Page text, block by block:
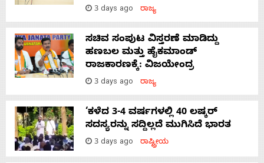
3 days ago ರಾಜ್ಯ
ಸಚಿವ ಸಂಪುಟ ವಿಸ್ತರಣೆ ಮಾಡಿದ್ದು
ಹಣಬಲ ಮತ್ತು ಹೈಕಮಾಂಡ್
ರಾಜಕಾರಣಕ್ಕೆ: ವಿಜಯೇಂದ್ರ
3 days ago ರಾಜ್ಯ
‘ಕಳೆದ 3-4 ವರ್ಷಗಳಲ್ಲಿ 40 ಲಷ್ಕರ್
ಸದಸ್ಯರನ್ನು ಸದ್ದಿಲ್ಲದೆ ಮುಗಿಸಿದೆ ಭಾರತ
3 days ago ರಾಷ್ಟ್ರೀಯ